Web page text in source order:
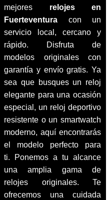
mejores relojes en
Fuerteventura con un
servicio local, cercano y
rápido. Disfruta de
modelos originales con
garantía y envío gratis. Ya
sea que busques un reloj
elegante para una ocasión
especial, un reloj deportivo
resistente o un smartwatch
moderno, aquí encontrarás
el modelo perfecto para
ti. Ponemos a tu alcance
una amplia gama de
relojes originales. Te
ofrecemos una cuidada